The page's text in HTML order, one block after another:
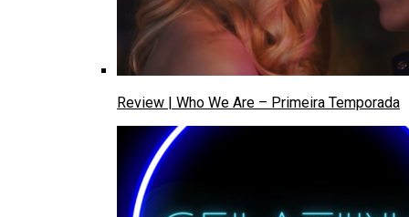
Review | Who We Are – Primeira Temporada